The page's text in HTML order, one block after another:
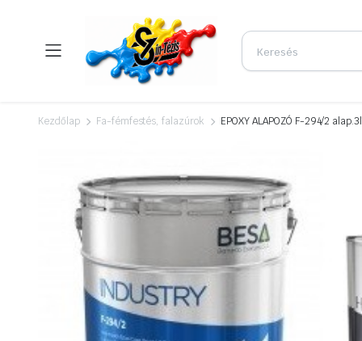
Kezdőlap Fa-fémfestés, falazúrok EPOXY ALAPOZÓ F-294/2